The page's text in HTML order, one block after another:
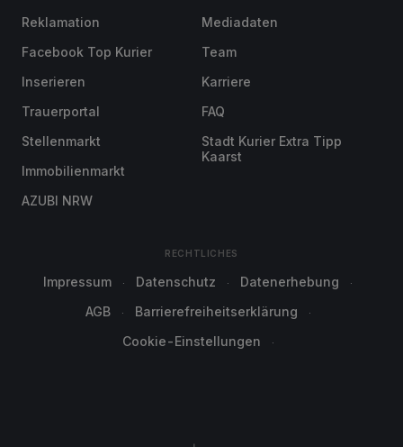
Reklamation
Facebook Top Kurier
Inserieren
Trauerportal
Stellenmarkt
Immobilienmarkt
AZUBI NRW
Mediadaten
Team
Karriere
FAQ
Stadt Kurier Extra Tipp
Kaarst
RECHTLICHES
Impressum Datenschutz
Datenerhebung
AGB
Barrierefreiheitserklärung
Cookie-Einstellungen